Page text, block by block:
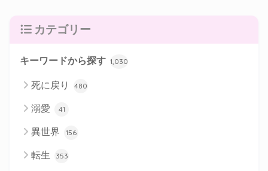
カテゴリー
キーワードから探す 1,030
死に戻り 480
溺愛 41
異世界 156
転生 353